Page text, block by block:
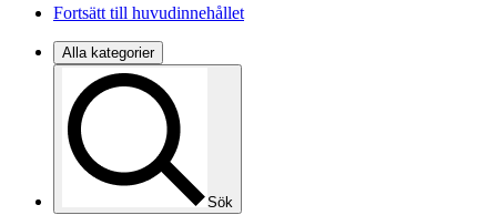
Fortsätt till huvudinnehållet
Alla kategorier
Sök